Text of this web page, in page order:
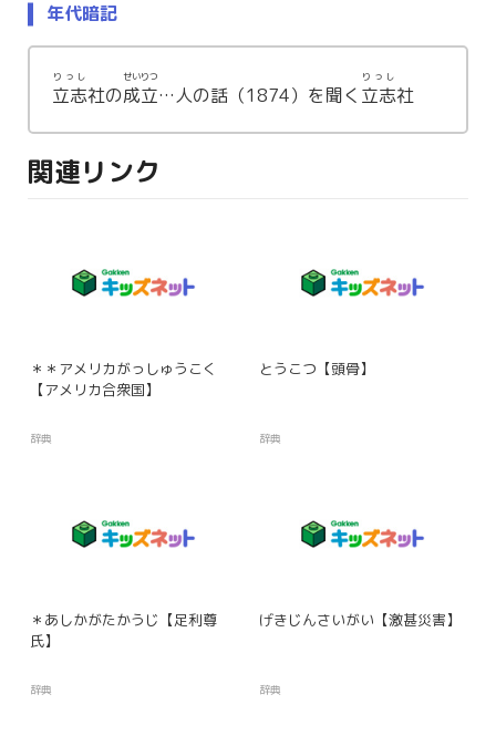
年代暗記
立志
りっし
社の成立
せいりつ
…人の話（1874）を聞く 立志
りっし
社
関連リンク
＊＊アメリカがっしゅうこく
【アメリカ合衆国】
辞典
とうこつ【頭骨】
辞典
＊あしかがたかうじ【足利尊
氏】
辞典
げきじんさいがい【激甚災害】
辞典